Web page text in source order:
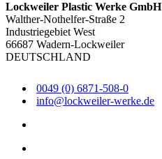
Lockweiler Plastic Werke GmbH
Walther-Nothelfer-Straße 2
Industriegebiet West
66687 Wadern-Lockweiler
DEUTSCHLAND
0049 (0) 6871-508-0
info@lockweiler-werke.de